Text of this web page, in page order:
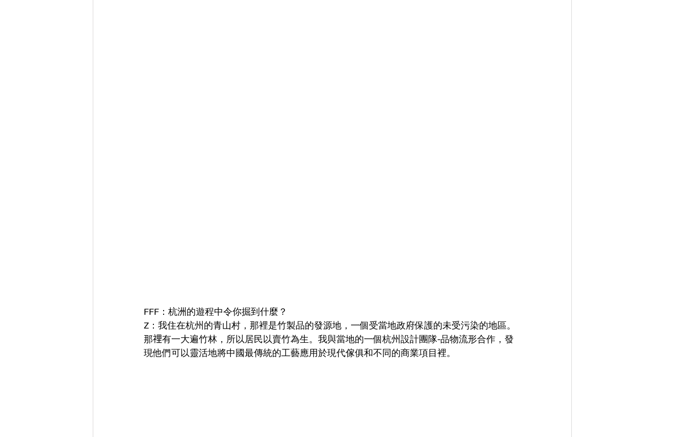
FFF：杭洲的遊程中令你掘到什麼？
Z：我住在杭州的青山村，那裡是竹製品的發源地，一個受當地政府保護的未受污染的地區。
那𥚃有一大遍竹林，所以居民以賣竹為生。我與當地的一個杭州設計團隊-品物流形合作，發
現他們可以靈活地將中國最傳統的工藝應用於現代傢俱和不同的商業項目裡。